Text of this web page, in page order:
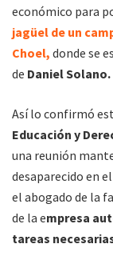
económico para
jagüel de un
Choel, donde se
de Daniel Solano.
Así lo confirmó
Educación y
una reunión
desaparecido en
el abogado de la
de la empresa
tareas